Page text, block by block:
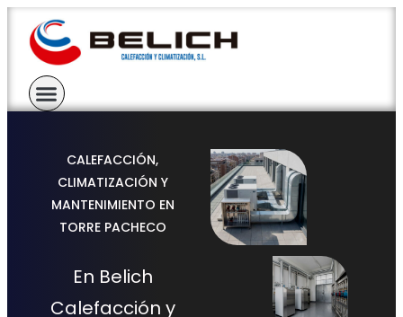
CALEFACCIÓN,
CLIMATIZACIÓN Y
MANTENIMIENTO EN
TORRE PACHECO
En Belich
Calefacción y